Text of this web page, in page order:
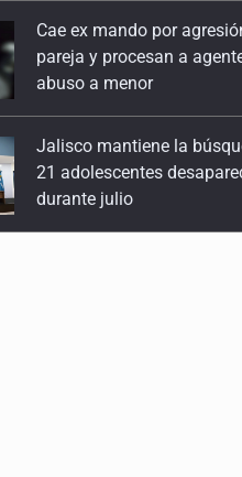
Jalisco mantiene la
21 adolescentes
durante julio
SSPC, participa en
Ricardo Cabezas Talavera